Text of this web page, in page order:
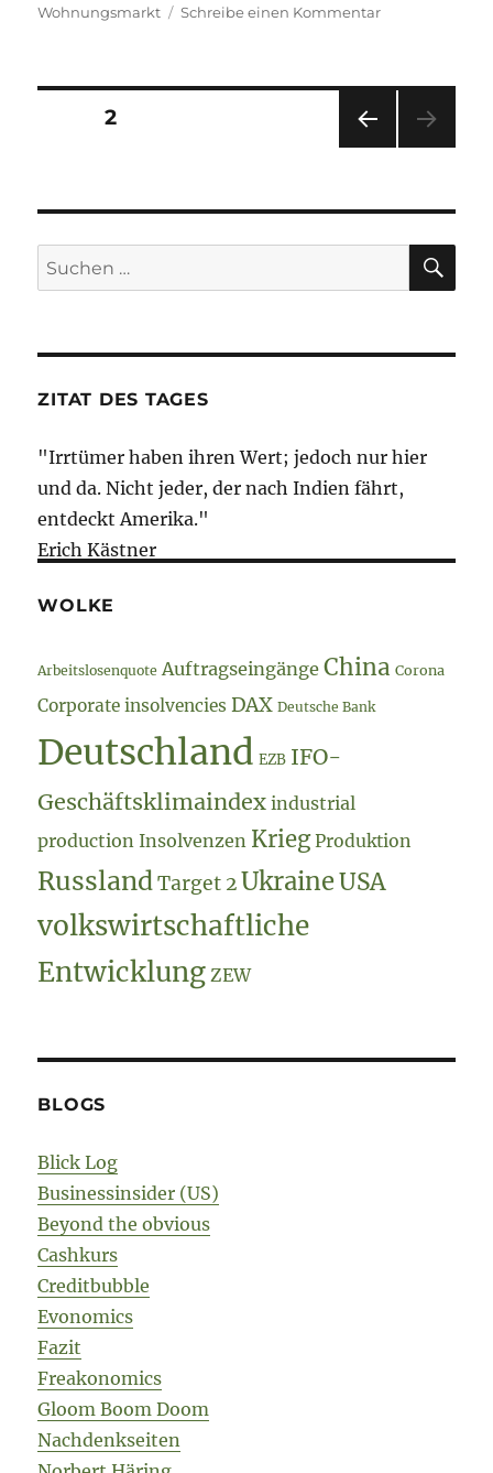
am
Wohnungsmarkt
Schreibe einen Kommentarzu
Seitennummerierung
Beiträge
SEIT
E
SEITE2
Suche
nach:
ZITAT DES TAGES
"Irrtümer haben ihren Wert; jedoch nur hier
und da. Nicht jeder, der nach Indien fährt,
entdeckt Amerika."
Erich Kästner
WOLKE
Arbeitslosenquote Auftragseingänge China Corona
Corporate insolvencies DAX Deutsche Bank
Deutschland EZB IFO-
Geschäftsklimaindex industrial
production Insolvenzen Krieg Produktion
Russland Target 2 Ukraine USA
volkswirtschaftliche
Entwicklung ZEW
BLOGS
Blick Log
Businessinsider (US)
Beyond the obvious
Cashkurs
Creditbubble
Evonomics
Fazit
Freakonomics
Gloom Boom Doom
Nachdenkseiten